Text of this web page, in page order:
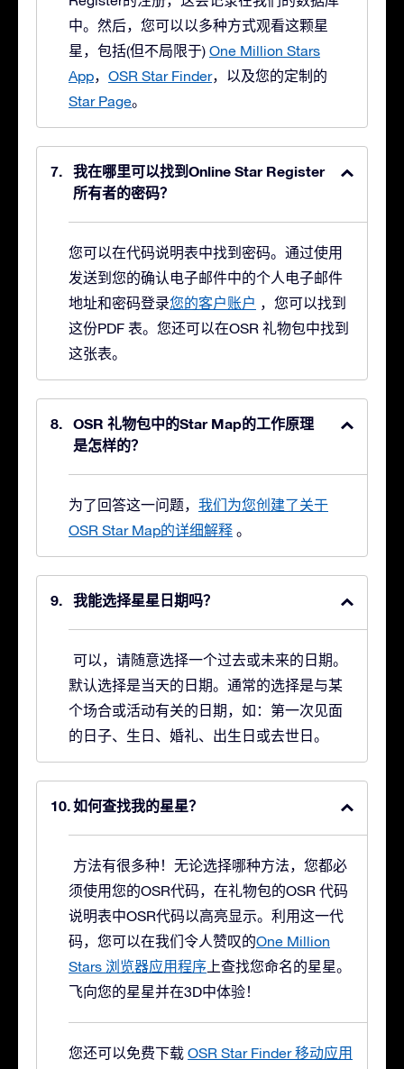
中。然后，您可以以多种方式观看这颗星
星，包括(但不局限于) One Million Stars
App， OSR Star Finder，以及您的定制的
Star Page。
我在哪里可以找到Online Star Register
所有者的密码？
您可以在代码说明表中找到密码。通过使用
发送到您的确认电子邮件中的个人电子邮件
地址和密码登录您的客户账户 ，您可以找到
这份PDF 表。您还可以在OSR 礼物包中找到
这张表。
OSR 礼物包中的Star Map的工作原理
是怎样的？
为了回答这一问题， 我们为您创建了关于
OSR Star Map的详细解释 。
我能选择星星日期吗？
可以，请随意选择一个过去或未来的日期。
默认选择是当天的日期。通常的选择是与某
个场合或活动有关的日期，如：第一次见面
的日子、生日、婚礼、出生日或去世日。
如何查找我的星星？
方法有很多种！无论选择哪种方法，您都必
须使用您的OSR代码，在礼物包的OSR 代码
说明表中OSR代码以高亮显示。利用这一代
码，您可以在我们令人赞叹的One Million
Stars 浏览器应用程序 上查找您命名的星星。
飞向您的星星并在3D中体验！
您还可以免费下载 OSR Star Finder 移动应用